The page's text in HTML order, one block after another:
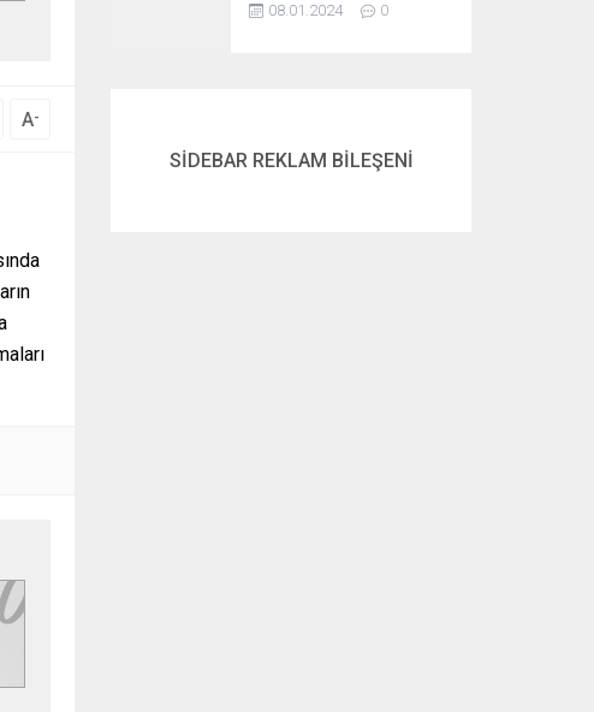
A-
08.01.2024 0
SİDEBAR REKLAM BİLEŞENİ